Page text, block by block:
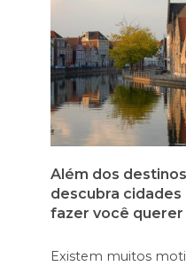
Além dos
descubra cidades
fazer você querer
Existem muitos